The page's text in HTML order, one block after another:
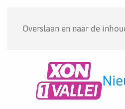
Overslaan en naar de